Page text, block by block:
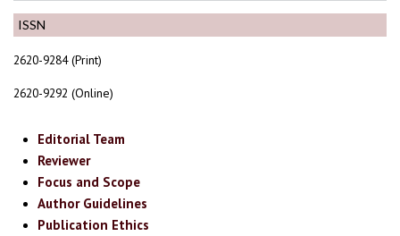
ISSN
2620-9284 (Print)
2620-9292 (Online)
Editorial Team
Reviewer
Focus and Scope
Author Guidelines
Publication Ethics